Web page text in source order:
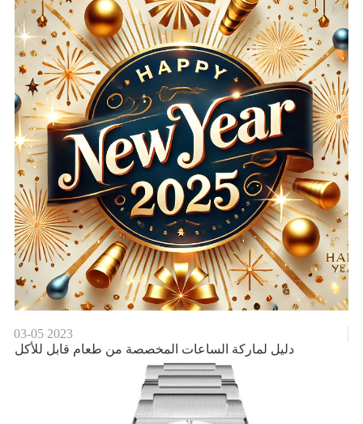
03-05 2023
دليل لماركة الساعات المخصصة من طعام قابل للأكل